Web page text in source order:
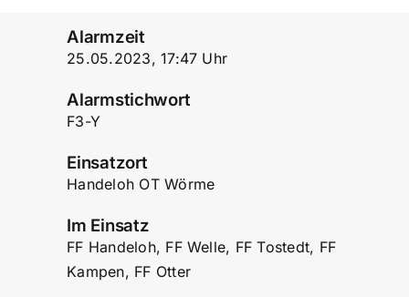
Alarmzeit
25.05.2023, 17:47 Uhr
Alarmstichwort
F3-Y
Einsatzort
Handeloh OT Wörme
Im Einsatz
FF Handeloh, FF Welle, FF Tostedt, FF
Kampen, FF Otter